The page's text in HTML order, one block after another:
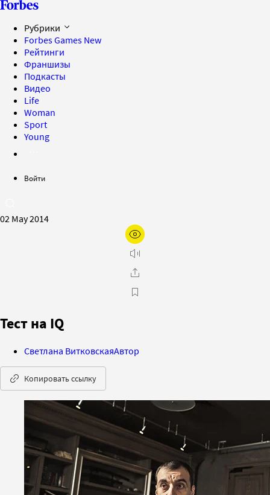
Рубрики
Forbes Games New
Рейтинги
Франшизы
Подкасты
Видео
Life
Woman
Sport
Young
Войти
02 May 2014
Тест на IQ
Светлана ВитковскаяАвтор
Копировать ссылку